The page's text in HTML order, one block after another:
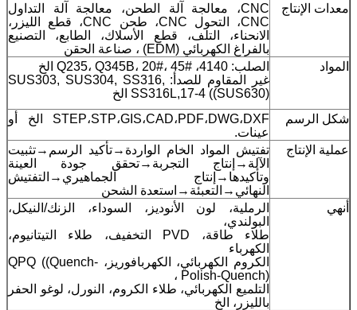
معدات الإنتاج
CNC، معالجة آلة الطحن، معالجة آلة التداول
CNC، التحول CNC، طحن CNC، قطع الليزر،
الانحناء، التلف، قطع الأسلاك، الطابع، التصنيع
بالفراغ الكهربائي (EDM) ، صناعة الحقن
المواد
الصلب: 4140، Q235، Q345B، 20#، 45# الخ
غير المقاوم للصدأ: SUS303, SUS304, SS316,
SS316L,17-4 ((SUS630) الخ
شكل الرسم
STEP،STP،GIS،CAD،PDF،DWG،DXF الخ أو
عينات.
عملية الإنتاج
تفتيش المواد الخام الواردة→تأكيد الرسم→تثبيت
الآلة→إنتاج التجربة→تحقق جودة العينة
وتأكيدها→إنتاج الجماهيري→التفتيش
النهائي→التعبئة→استعدة الشحن
أنهي
الرملية، لون الأنوديز، السوداء، الزنك/النيكل،
البولندي،
طلاء طاقة، PVD التخفيف، طلاء التيتانيوم،
الكهرباء
الكروم الكهربائي، الكهربافوريز، QPQ ((Quench-
Polish-Quench) ،
التلميع الكهربائي، طلاء الكروم، النورل، لوغو الحفر
بالليزر، الخ